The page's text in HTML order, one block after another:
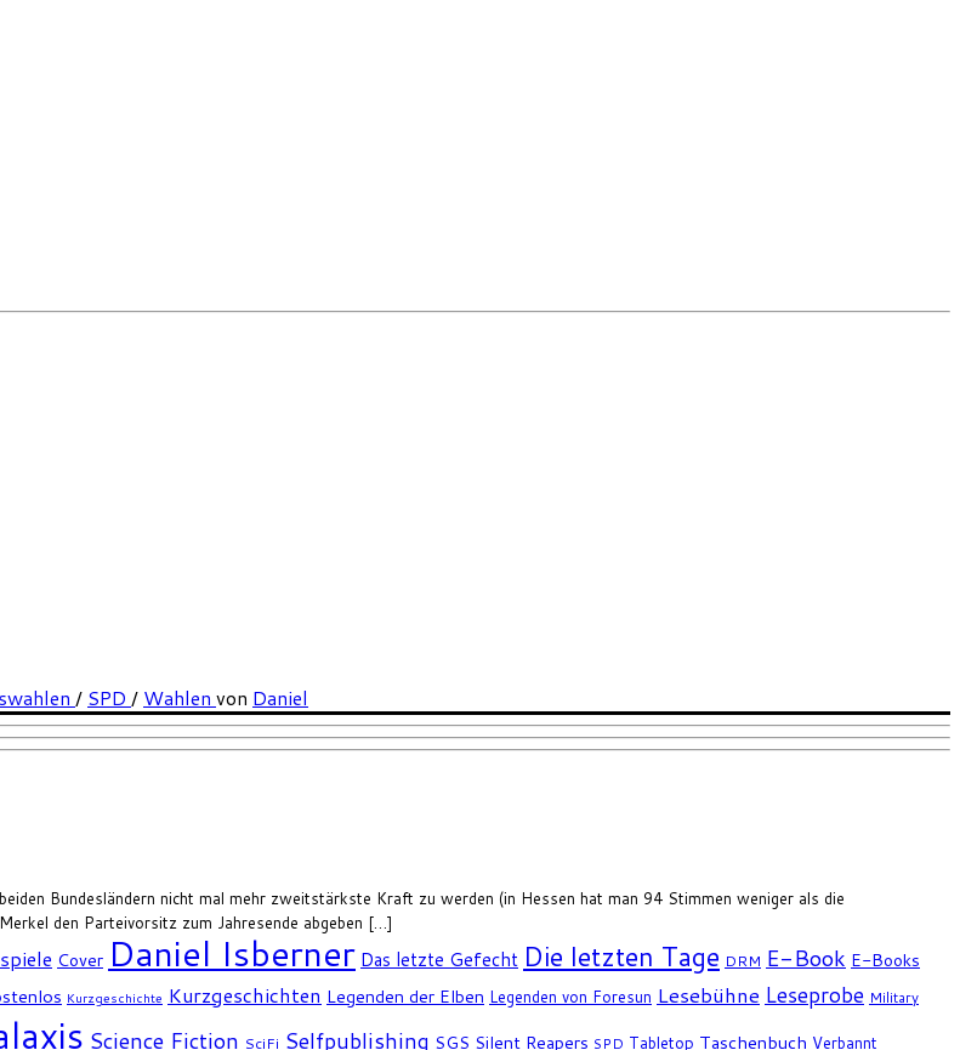
Bundesländern nicht mal mehr zweitstärkste Kraft zu werden (in Hessen hat man 94 Stimmen weniger als die
den Parteivorsitz zum Jahresende abgeben […]
/ SPD / Wahlen von Daniel
Cover Daniel Isberner Das letzte Gefecht Die letzten Tage DRM E-Book E-Books
Kurzgeschichte Kurzgeschichten Legenden der Elben Legenden von Foresun Lesebühne Leseprobe Military
Science Fiction SciFi Selfpublishing SGS Silent Reapers SPD Tabletop Taschenbuch Verbannt